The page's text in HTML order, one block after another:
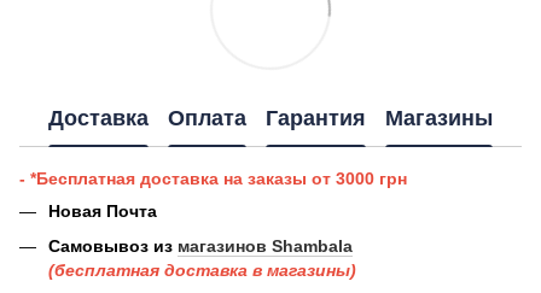
Доставка Оплата Гарантия Магазины
- *Бесплатная доставка на заказы от 3000 грн
Новая Почта
Самовывоз из магазинов Shambala
(бесплатная доставка в магазины)